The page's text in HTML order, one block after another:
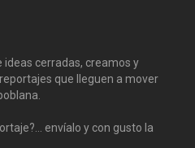
ideas cerradas, creamos y
que lleguen a mover
envíalo y con gusto la